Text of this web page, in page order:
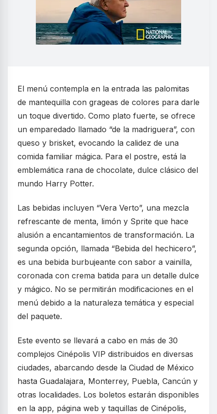
El menú contempla en la entrada las palomitas
de mantequilla con grageas de colores para darle
un toque divertido. Como plato fuerte, se ofrece
un emparedado llamado “de la madriguera”, con
queso y brisket, evocando la calidez de una
comida familiar mágica. Para el postre, está la
emblemática rana de chocolate, dulce clásico del
mundo Harry Potter.
Las bebidas incluyen “Vera Verto”, una mezcla
refrescante de menta, limón y Sprite que hace
alusión a encantamientos de transformación. La
segunda opción, llamada “Bebida del hechicero”,
es una bebida burbujeante con sabor a vainilla,
coronada con crema batida para un detalle dulce
y mágico. No se permitirán modificaciones en el
menú debido a la naturaleza temática y especial
del paquete.
Este evento se llevará a cabo en más de 30
complejos Cinépolis VIP distribuidos en diversas
ciudades, abarcando desde la Ciudad de México
hasta Guadalajara, Monterrey, Puebla, Cancún y
otras localidades. Los boletos estarán disponibles
en la app, página web y taquillas de Cinépolis,